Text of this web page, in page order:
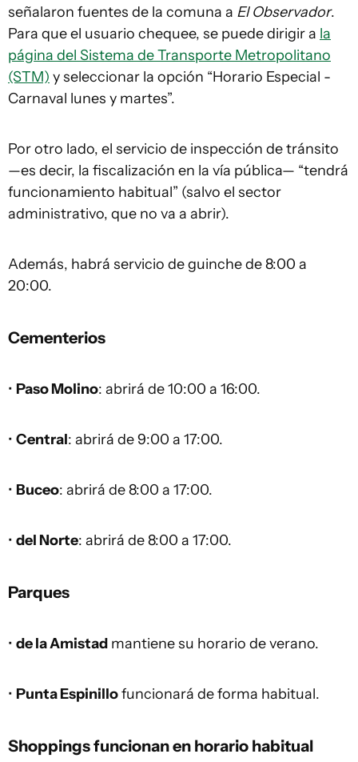
señalaron fuentes de la comuna a El Observador.
Para que el usuario chequee, se puede dirigir a la
página del Sistema de Transporte Metropolitano
(STM) y seleccionar la opción “Horario Especial -
Carnaval lunes y martes”.
Por otro lado, el servicio de inspección de tránsito
—es decir, la fiscalización en la vía pública— “tendrá
funcionamiento habitual” (salvo el sector
administrativo, que no va a abrir).
Además, habrá servicio de guinche de 8:00 a
20:00.
Cementerios
• Paso Molino: abrirá de 10:00 a 16:00.
• Central: abrirá de 9:00 a 17:00.
• Buceo: abrirá de 8:00 a 17:00.
• del Norte: abrirá de 8:00 a 17:00.
Parques
• de la Amistad mantiene su horario de verano.
• Punta Espinillofuncionará de forma habitual.
Shoppings funcionan en horario habitual